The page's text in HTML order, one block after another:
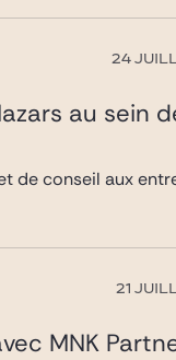
24
au sein
de conseil aux
21
MNK